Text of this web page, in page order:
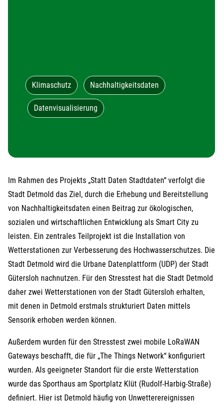
Klimaschutz Nachhaltigkeitsdaten
Datenvisualisierung
Im Rahmen des Projekts „Statt Daten Stadtdaten“ verfolgt die
Stadt Detmold das Ziel, durch die Erhebung und Bereitstellung
von Nachhaltigkeitsdaten einen Beitrag zur ökologischen,
sozialen und wirtschaftlichen Entwicklung als Smart City zu
leisten. Ein zentrales Teilprojekt ist die Installation von
Wetterstationen zur Verbesserung des Hochwasserschutzes. Die
Stadt Detmold wird die Urbane Datenplattform (UDP) der Stadt
Gütersloh nachnutzen. Für den Stresstest hat die Stadt Detmold
daher zwei Wetterstationen von der Stadt Gütersloh erhalten,
mit denen in Detmold erstmals strukturiert Daten mittels
Sensorik erhoben werden können.
Außerdem wurden für den Stresstest zwei mobile LoRaWAN
Gateways beschafft, die für „The Things Network“ konfiguriert
wurden. Als geeigneter Standort für die erste Wetterstation
wurde das Sporthaus am Sportplatz Klüt (Rudolf-Harbig-Straße)
definiert. Hier ist Detmold häufig von Unwetterereignissen